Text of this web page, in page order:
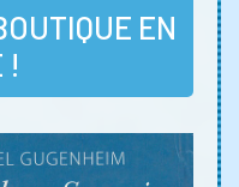
EN
!